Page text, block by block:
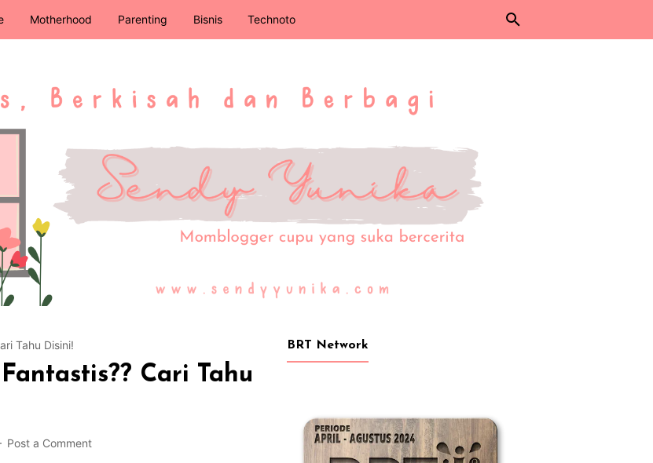
Motherhood Parenting Bisnis Technoto
Tahu Disini!
Cari Tahu
Post a Comment
BRT Network